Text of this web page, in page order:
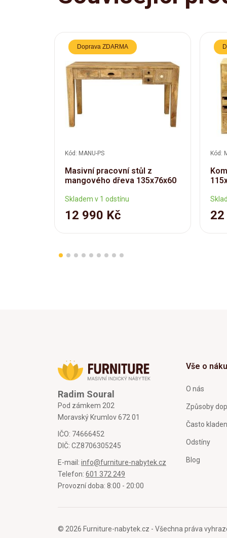
Doprava ZDARMA
Kód: MANU-PS
Masivní pracovní stůl z
mangového dřeva 135x76x60
Skladem v 1 odstínu
12 990 Kč
Kód:
Radim Soural
Pod zámkem 202
Moravský Krumlov 672 01
IČO: 74666452
DIČ: CZ8706305245
E-mail: info@furniture-nabytek.cz
Telefon: 601 372 249
Provozní doba: 8:00 - 20:00
Vše o
O nás
Způsoby
Často
Odstíny
Blog
© 2026 Furniture-nabytek.cz - Všechna práva